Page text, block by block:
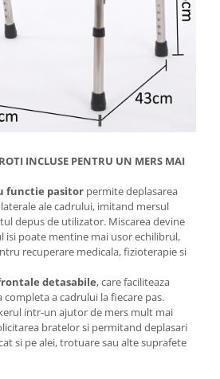
INCLUSE PENTRU UN MERS MAI
functie pasitor permite deplasarea
ale cadrului, imitand mersul
depus de utilizator. Miscarea devine
isi poate mentine mai usor echilibrul,
recuperare medicala, fizioterapie si
detasabile, care faciliteaza
completa a cadrului la fiecare pas.
intr-un ajutor de mers mult mai
bratelor si permitand deplasari
si pe alei, trotuare sau alte suprafete